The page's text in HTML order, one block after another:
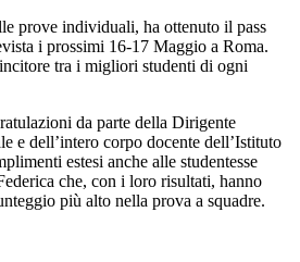
i prossimi 16-17 Maggio a Roma.
tra i migliori studenti di ogni
e dell’intero corpo docente dell’Istituto
estesi anche alle studentesse
che, con i loro risultati, hanno
più alto nella prova a squadre.